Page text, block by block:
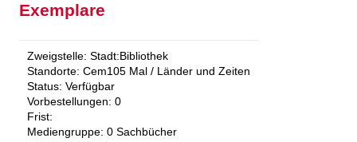
Exemplare
Zweigstelle: Stadt:Bibliothek
Standorte: Cem105 Mal / Länder und Zeiten
Status: Verfügbar
Vorbestellungen: 0
Frist:
Mediengruppe: 0 Sachbücher